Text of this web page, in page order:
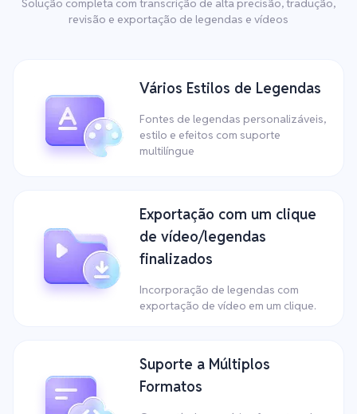
Solução completa com transcrição de alta precisão, tradução,
revisão e exportação de legendas e vídeos
Vários Estilos de Legendas
Fontes de legendas personalizáveis,
estilo e efeitos com suporte
multilíngue
Exportação com um clique
de vídeo/legendas
finalizados
Incorporação de legendas com
exportação de vídeo em um clique.
Suporte a Múltiplos
Formatos